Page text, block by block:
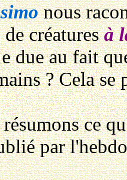
nous
créaturesà
due au fait
? Cela se
ce
par